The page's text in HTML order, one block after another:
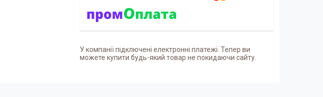
У компанії підключені електронні платежі. Тепер ви
можете купити будь-який товар не покидаючи сайту.